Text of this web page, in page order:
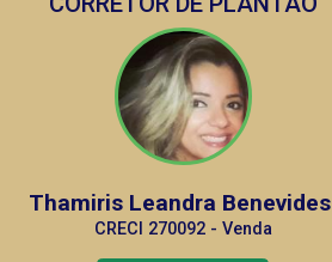
Thamiris Leandra Benevides
CRECI 270092 - Venda